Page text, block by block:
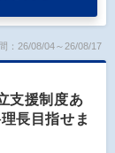
：26/08/04～26/08/17
支援制度あ
長目指せま